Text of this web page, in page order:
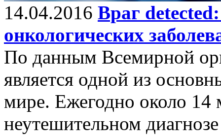
14.04.2016 Враг
онкологических
По данным Всемирной
является одной из
мире. Ежегодно около 14
неутешительном